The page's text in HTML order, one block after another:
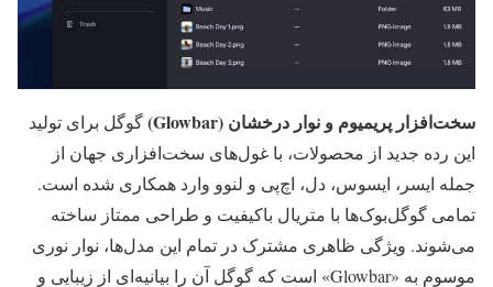
سخت‌افزار پریمیوم و نوار درخشان (Glowbar)
گوگل برای تولید
این رده جدید از محصولات، با غول‌های سخت‌افزاری جهان از
جمله ایسر، ایسوس، دل، اچ‌پی و لنوو وارد همکاری شده است.
تمامی گوگل‌بوک‌ها با متریال باکیفیت و طراحی ممتاز ساخته
می‌شوند. ویژگی ظاهری مشترک در تمام این مدل‌ها، نوار نوری
موسوم به «Glowbar» است که گوگل آن را بیانیه‌ای از زیبایی و